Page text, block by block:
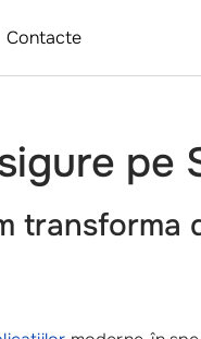
Contacte
pe